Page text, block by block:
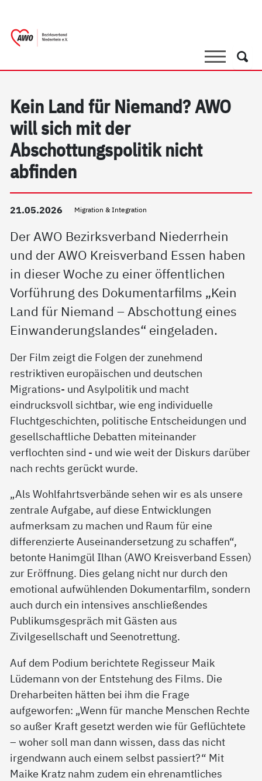
SucheSuche
Kein Land für Niemand? AWO
will sich mit der
Abschottungspolitik nicht
abfinden
21.05.2026 Migration & Integration
Der AWO Bezirksverband Niederrhein
und der AWO Kreisverband Essen haben
in dieser Woche zu einer öffentlichen
Vorführung des Dokumentarfilms „Kein
Land für Niemand – Abschottung eines
Einwanderungslandes“ eingeladen.
Der Film zeigt die Folgen der zunehmend
restriktiven europäischen und deutschen
Migrations- und Asylpolitik und macht
eindrucksvoll sichtbar, wie eng individuelle
Fluchtgeschichten, politische Entscheidungen und
gesellschaftliche Debatten miteinander
verflochten sind - und wie weit der Diskurs darüber
nach rechts gerückt wurde.
„Als Wohlfahrtsverbände sehen wir es als unsere
zentrale Aufgabe, auf diese Entwicklungen
aufmerksam zu machen und Raum für eine
differenzierte Auseinandersetzung zu schaffen“,
betonte Hanimgül Ilhan (AWO Kreisverband Essen)
zur Eröffnung. Dies gelang nicht nur durch den
emotional aufwühlenden Dokumentarfilm, sondern
auch durch ein intensives anschließendes
Publikumsgespräch mit Gästen aus
Zivilgesellschaft und Seenotrettung.
Auf dem Podium berichtete Regisseur Maik
Lüdemann von der Entstehung des Films. Die
Dreharbeiten hätten bei ihm die Frage
aufgeworfen: „Wenn für manche Menschen Rechte
so außer Kraft gesetzt werden wie für Geflüchtete
– woher soll man dann wissen, dass das nicht
irgendwann auch einem selbst passiert?“ Mit
Maike Kratz nahm zudem ein ehrenamtliches